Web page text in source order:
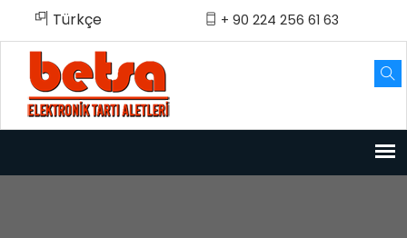
TürkçeTürkçe + 90 224 256 61 63